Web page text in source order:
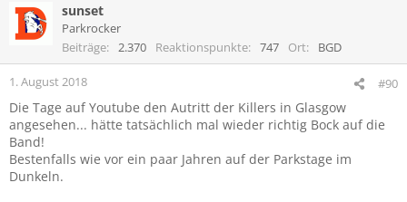
k
i
n
:
sunset
Parkrocker
Beiträge
2.370 Reaktionspunkte 747 Ort BGD
1. August 2018 #90
Die Tage auf Youtube den Autritt der Killers in Glasgow
angesehen... hätte tatsächlich mal wieder richtig Bock auf die
Band!
Bestenfalls wie vor ein paar Jahren auf der Parkstage im
Dunkeln.